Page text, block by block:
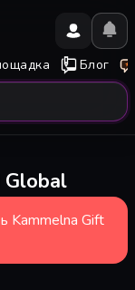
Блог
Global
Kammelna Gift